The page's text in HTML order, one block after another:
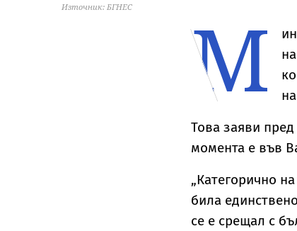
Източник: БГНЕС М
Това заяви пред
момента е във
„Категорично
била
се е срещал с